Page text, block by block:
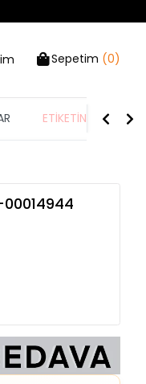
Sepetim (0)
ETİKETİN YARISI
00014944